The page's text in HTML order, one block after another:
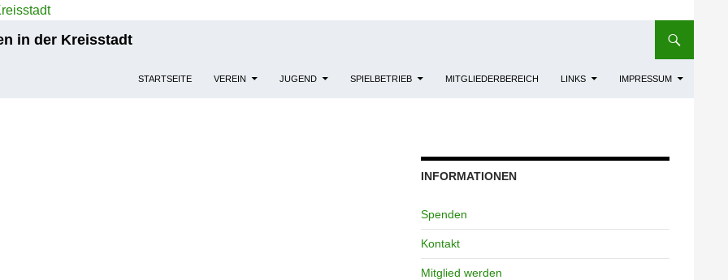
in der Kreisstadt
STARTSEITE VEREIN JUGEND SPIELBETRIEB MITGLIEDERBEREICH LINKS IMPRESSUM
INFORMATIONEN
Spenden
Kontakt
Mitglied werden